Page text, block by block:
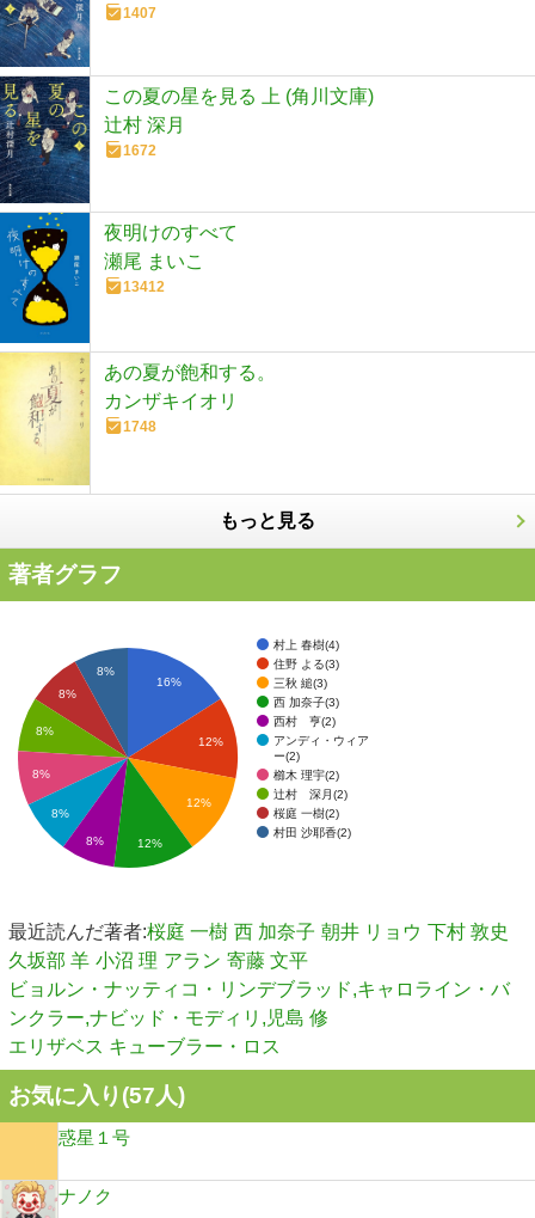
1407
この夏の星を見る 上 (角川文庫)
辻村 深月
1672
夜明けのすべて
瀬尾 まいこ
13412
あの夏が飽和する。
カンザキイオリ
1748
もっと見る
著者グラフ
村上 春樹(4)
住野 よる(3)
三秋 縋(3)
西 加奈子(3)
西村 亨(2)
アンディ・ウィア
ー(2)
櫛木 理宇(2)
辻村 深月(2)
桜庭 一樹(2)
村田 沙耶香(2)
16%
12%
12%
8%
8%
8%
8%
8%
8% 12%
最近読んだ著者:桜庭 一樹 西 加奈子 朝井 リョウ 下村 敦史
久坂部 羊 小沼 理 アラン 寄藤 文平
ビョルン・ナッティコ・リンデブラッド,キャロライン・バ
ンクラー,ナビッド・モディリ,児島 修
エリザベス キューブラー・ロス
お気に入り(57人)
惑星１号
ナノク